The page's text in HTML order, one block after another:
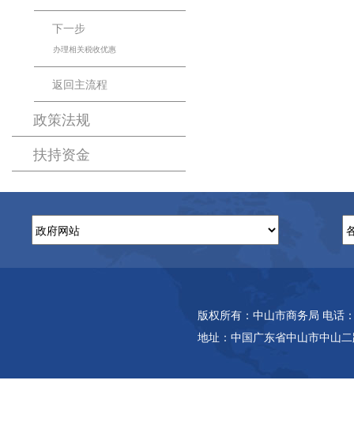
下一步
办理相关税收优惠
返回主流程
政策法规
扶持资金
版权所有：中山市商务局 电话
地址：中国广东省中山市中山